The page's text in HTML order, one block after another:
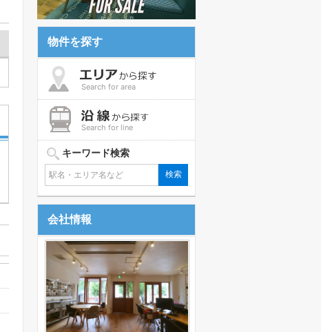
物件を探す
Search for area
Search for line
キーワード検索
会社情報